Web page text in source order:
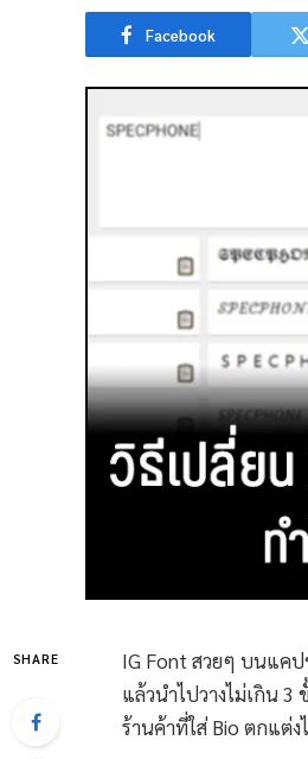
Facebook
SHARE
IG Font สวยๆ บนแคป
แล้วนำไปวางไม่เกิน 3
ร้านค้าที่ใส่ Bio ตกแต่ง